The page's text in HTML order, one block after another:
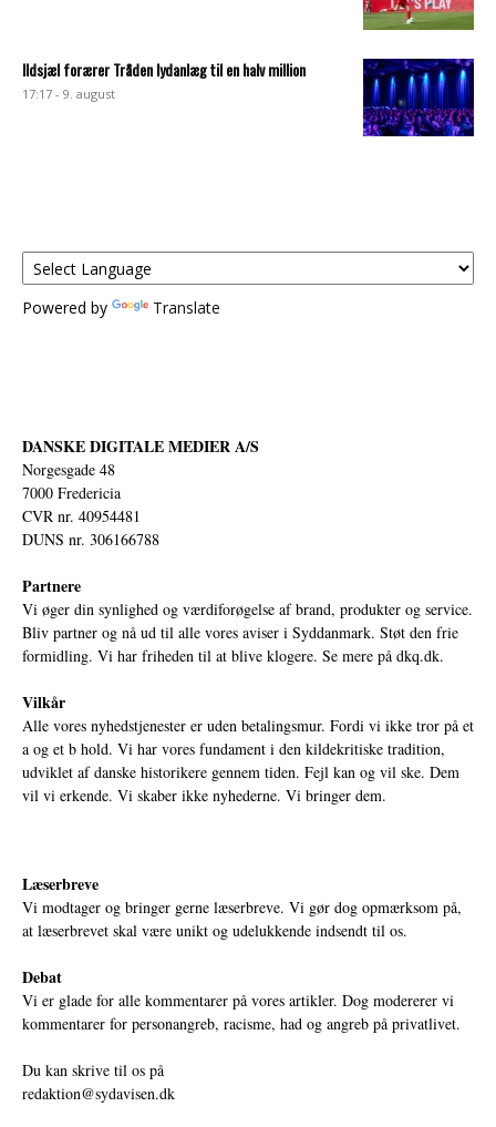
Ildsjæl forærer Tråden lydanlæg til en halv million
17:17 - 9. august
Powered by Translate
DANSKE DIGITALE MEDIER A/S
Norgesgade 48
7000 Fredericia
CVR nr. 40954481
DUNS nr. 306166788
Partnere
Vi øger din synlighed og værdiforøgelse af brand, produkter og service.
Bliv partner og nå ud til alle vores aviser i Syddanmark. Støt den frie
formidling. Vi har friheden til at blive klogere. Se mere på dkq.dk.
Vilkår
Alle vores nyhedstjenester er uden betalingsmur. Fordi vi ikke tror på et
a og et b hold. Vi har vores fundament i den kildekritiske tradition,
udviklet af danske historikere gennem tiden. Fejl kan og vil ske. Dem
vil vi erkende. Vi skaber ikke nyhederne. Vi bringer dem.
Læserbreve
Vi modtager og bringer gerne læserbreve. Vi gør dog opmærksom på,
at læserbrevet skal være unikt og udelukkende indsendt til os.
Debat
Vi er glade for alle kommentarer på vores artikler. Dog modererer vi
kommentarer for personangreb, racisme, had og angreb på privatlivet.
Du kan skrive til os på
redaktion@sydavisen.dk